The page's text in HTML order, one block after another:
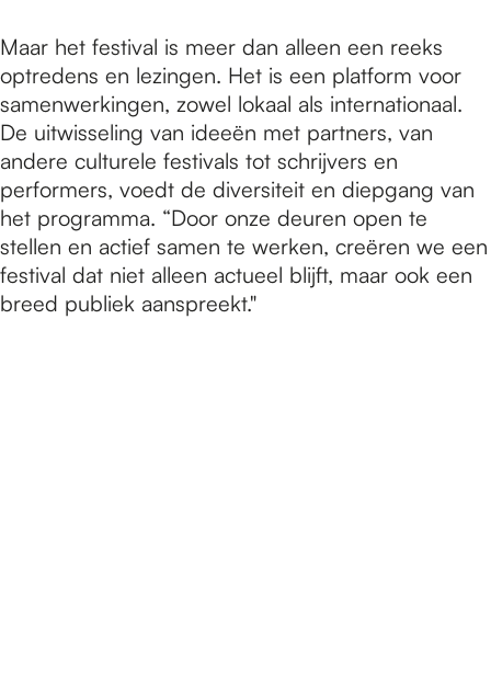
Maar het festival is meer dan alleen een reeks
optredens en lezingen. Het is een platform voor
samenwerkingen, zowel lokaal als internationaal.
De uitwisseling van ideeën met partners, van
andere culturele festivals tot schrijvers en
performers, voedt de diversiteit en diepgang van
het programma. “Door onze deuren open te
stellen en actief samen te werken, creëren we een
festival dat niet alleen actueel blijft, maar ook een
breed publiek aanspreekt."